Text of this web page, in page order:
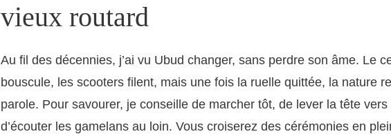
vieux routard
Au fil des décennies, j’ai vu Ubud changer, sans perdre son âme. Le
bouscule, les scooters filent, mais une fois la ruelle quittée, la nature
parole. Pour savourer, je conseille de marcher tôt, de lever la tête
d’écouter les gamelans au loin. Vous croiserez des cérémonies en